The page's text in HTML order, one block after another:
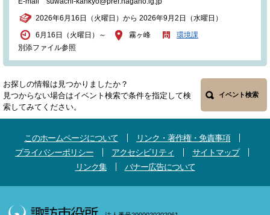
2026年6月16日（火曜日）から 2026年9月2日（水曜日）
6月16日（火曜日）～
別添ファイル参照
霧ヶ峰 環境課
お探しの情報は見つかりましたか？
見つからない場合はイベント検索で条件を指定して検
索してみてください。
イベント検索
このホームページについて
リンク・著作権・免責事項
プライバシーポリシー
アクセシビリティ
サイトマップ
リンク集
バナー広告について